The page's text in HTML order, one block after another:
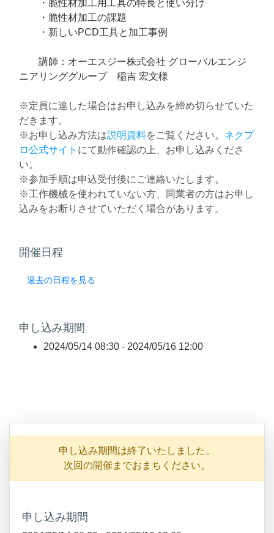
・脆性材加工用工具の特長と使い分け
・脆性材加工の課題
・新しいPCD工具と加工事例
講師：オーエスジー株式会社 グローバルエンジ
ニアリンググループ 稲吉 宏文様
※定員に達した場合はお申し込みを締め切らせていた
だきます。
​​​※お申し込み方法は説明資料をご覧ください。 ネクプ
ロ公式サイト にて動作確認の上、お申し込みくださ
い。
※参加手順は申込受付後にご連絡いたします。
※工作機械を使われていない方、同業者の方はお申し
込みをお断りさせていただく場合があります。
開催日程
過去の日程を見る
申し込み期間
2024/05/14 08:30 - 2024/05/16 12:00
申し込み期間は終了いたしました。
次回の開催までおまちください。
申し込み期間